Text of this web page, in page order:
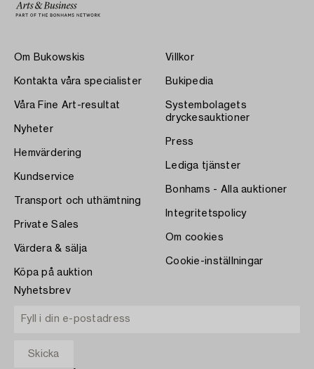
Om Bukowskis
Kontakta våra specialister
Våra Fine Art-resultat
Nyheter
Hemvärdering
Kundservice
Transport och uthämtning
Private Sales
Värdera & sälja
Köpa på auktion
Villkor
Bukipedia
Systembolagets
dryckesauktioner
Press
Lediga tjänster
Bonhams - Alla auktioner
Integritetspolicy
Om cookies
Cookie-inställningar
Nyhetsbrev